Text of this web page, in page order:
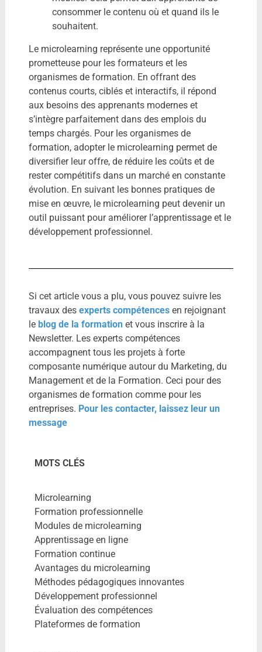
consommer le contenu où et quand ils le
souhaitent.
Le microlearning représente une opportunité
prometteuse pour les formateurs et les
organismes de formation. En offrant des
contenus courts, ciblés et interactifs, il répond
aux besoins des apprenants modernes et
s’intègre parfaitement dans des emplois du
temps chargés. Pour les organismes de
formation, adopter le microlearning permet de
diversifier leur offre, de réduire les coûts et de
rester compétitifs dans un marché en constante
évolution. En suivant les bonnes pratiques de
mise en œuvre, le microlearning peut devenir un
outil puissant pour améliorer l’apprentissage et le
développement professionnel.
Si cet article vous a plu, vous pouvez suivre les
travaux des experts compétencesen rejoignant
le blog de la formation et vous inscrire à la
Newsletter. Les experts compétences
accompagnent tous les projets à forte
composante numérique autour du Marketing, du
Management et de la Formation. Ceci pour des
organismes de formation comme pour les
entreprises. Pour les contacter, laissez leur un
message
MOTS CLÉS
Microlearning
Formation professionnelle
Modules de microlearning
Apprentissage en ligne
Formation continue
Avantages du microlearning
Méthodes pédagogiques innovantes
Développement professionnel
Évaluation des compétences
Plateformes de formation